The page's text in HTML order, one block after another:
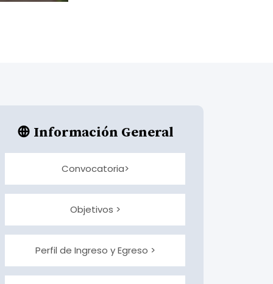
Información General
Convocatoria>
Objetivos >
Perfil de Ingreso y Egreso >